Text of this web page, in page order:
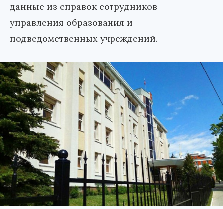
данные из справок сотрудников
управления образования и
подведомственных учреждений.